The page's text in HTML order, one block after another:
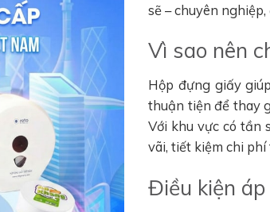
sẽ – chuyên
Vì sao nên
Hộp đựng giấy
thuận tiện để thay
Với khu vực có tần
vãi, tiết kiệm chi
Điều kiện